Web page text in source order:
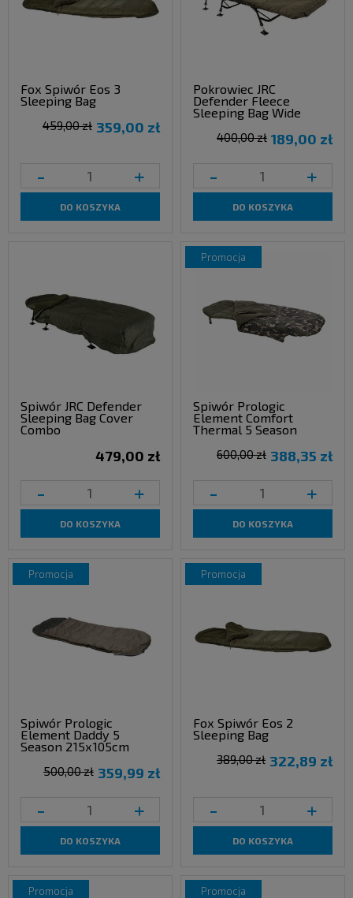
Fox Spiwór Eos 3
Sleeping Bag
359,00 zł
459,00 zł
- +
DO KOSZYKA
Pokrowiec JRC
Defender Fleece
Sleeping Bag Wide
189,00 zł
400,00 zł
- +
DO KOSZYKA
Spiwór JRC Defender
Sleeping Bag Cover
Combo
479,00 zł
- +
DO KOSZYKA
Spiwór Prologic
Element Comfort
Thermal 5 Season
388,35 zł
600,00 zł
- +
DO KOSZYKA
promocja
Spiwór Prologic
Element Daddy 5
Season 215x105cm
359,99 zł
500,00 zł
- +
DO KOSZYKA
promocja
Fox Spiwór Eos 2
Sleeping Bag
322,89 zł
389,00 zł
- +
DO KOSZYKA
promocja
promocja promocja